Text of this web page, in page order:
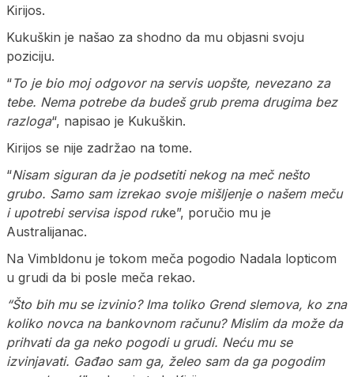
Kirijos.
Kukuškin je našao za shodno da mu objasni svoju
poziciju.
“To je bio moj odgovor na servis uopšte, nevezano za
tebe. Nema potrebe da budeš grub prema drugima bez
razloga“, napisao je Kukuškin.
Kirijos se nije zadržao na tome.
“Nisam siguran da je podsetiti nekog na meč nešto
grubo. Samo sam izrekao svoje mišljenje o našem meču
i upotrebi servisa ispod ruke”, poručio mu je
Australijanac.
Na Vimbldonu je tokom meča pogodio Nadala lopticom
u grudi da bi posle meča rekao.
“Što bih mu se izvinio? Ima toliko Grend slemova, ko zna
koliko novca na bankovnom računu? Mislim da može da
prihvati da ga neko pogodi u grudi. Neću mu se
izvinjavati. Gađao sam ga, želeo sam da ga pogodim